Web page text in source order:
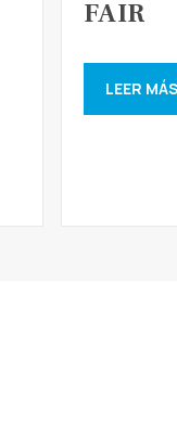
FAIR
LEER MÁS